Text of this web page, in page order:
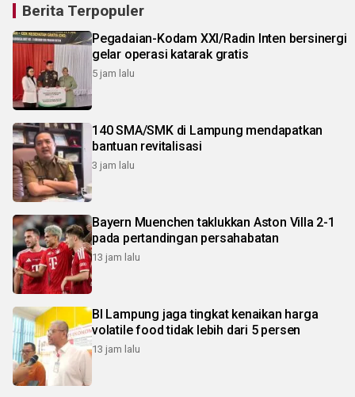
Berita Terpopuler
Pegadaian-Kodam XXI/Radin Inten bersinergi
gelar operasi katarak gratis
5 jam lalu
140 SMA/SMK di Lampung mendapatkan
bantuan revitalisasi
3 jam lalu
Bayern Muenchen taklukkan Aston Villa 2-1
pada pertandingan persahabatan
13 jam lalu
BI Lampung jaga tingkat kenaikan harga
volatile food tidak lebih dari 5 persen
13 jam lalu